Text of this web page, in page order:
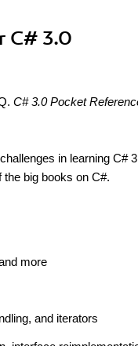
C# 3.0
C# 3.0 Pocket
in learning C#
big books on C#.
more
and iterators